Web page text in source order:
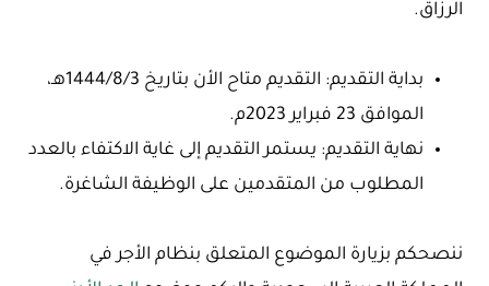
الرزاق.
بداية التقديم: التقديم متاح الأن بتاريخ 1444/8/3هـ،
الموافق 23 فبراير 2023م.
نهاية التقديم: يستمر التقديم إلى غاية الاكتفاء بالعدد
المطلوب من المتقدمين على الوظيفة الشاغرة.
ننصحكم بزيارة الموضوع المتعلق بنظام الأجر في